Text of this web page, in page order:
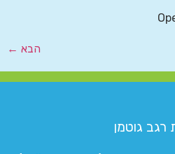
הבא ←
רגב גוטמן